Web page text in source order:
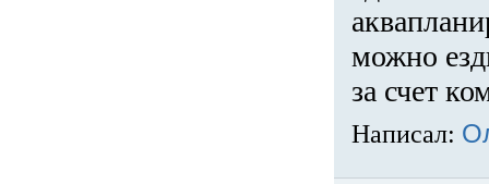
можно
за счет
Написал: